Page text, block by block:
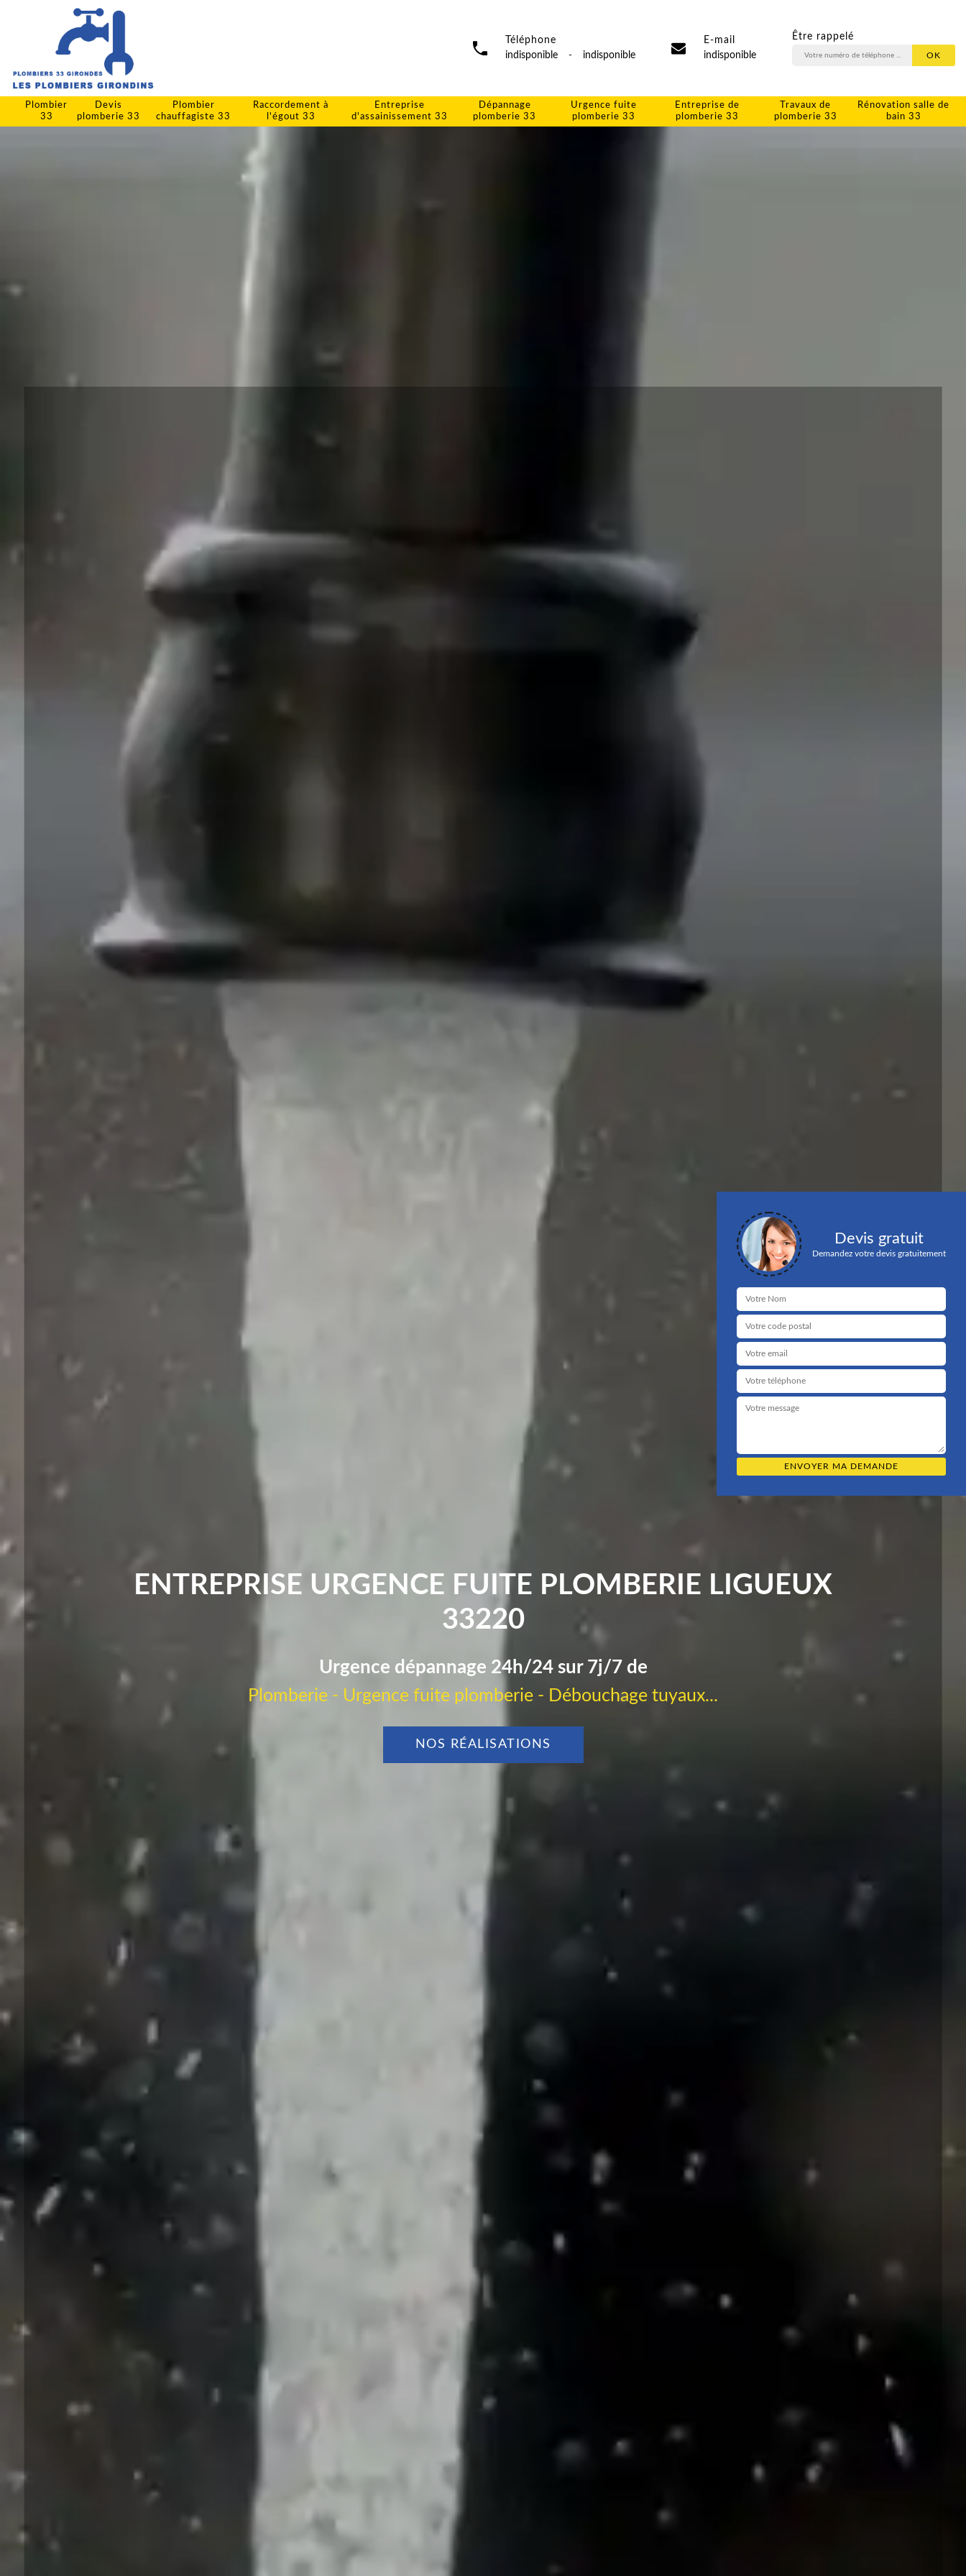
Téléphone
indisponible
- indisponible
E-mail
indisponible
Être rappelé
Plombier
33
Devis
plomberie 33
Plombier
chauffagiste 33
Raccordement à
l'égout 33
Entreprise
d'assainissement 33
Dépannage
plomberie 33
Urgence fuite
plomberie 33
Entreprise de
plomberie 33
Travaux de
plomberie 33
Rénovation salle de
bain 33
ENTREPRISE URGENCE FUITE PLOMBERIE LIGUEUX
33220
Urgence dépannage 24h/24 sur 7j/7 de
Plomberie - Urgence fuite plomberie - Débouchage tuyaux...
NOS RÉALISATIONS
Devis gratuit
Demandez votre devis gratuitement